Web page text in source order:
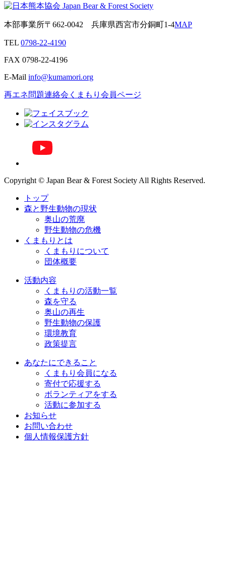
本部事業所〒662-0042 兵庫県西宮市分銅町1-4MAP
TEL 0798-22-4190
FAX 0798-22-4196
E-Mail info@kumamori.org
再エネ問題連絡会 くまもり会員ページ
Copyright © Japan Bear & Forest Society All Rights Reserved.
トップ
森と野生動物の現状
奥山の荒廃
野生動物の危機
くまもりとは
くまもりについて
団体概要
活動内容
くまもりの活動一覧
森を守る
奥山の再生
野生動物の保護
環境教育
政策提言
あなたにできること
くまもり会員になる
寄付で応援する
ボランティアをする
活動に参加する
お知らせ
お問い合わせ
個人情報保護方針